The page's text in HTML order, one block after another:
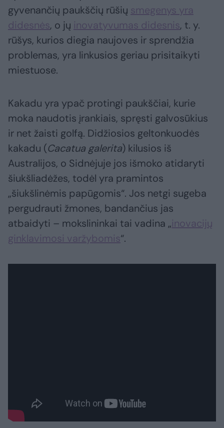
gyvenančių paukščių rūšių smegenys yra
didesnės, o jų inovatyvumas didesnis, t. y.
rūšys, kurios diegia naujoves ir sprendžia
problemas, yra linkusios geriau prisitaikyti
miestuose.
Kakadu yra ypač protingi paukščiai, kurie
moka naudotis įrankiais, spręsti galvosūkius
ir net žaisti golfą. Didžiosios geltonkuodės
kakadu (Cacatua galerita) kilusios iš
Australijos, o Sidnėjuje jos išmoko atidaryti
šiukšliadėžes, todėl yra pramintos
„šiukšlinėmis papūgomis“. Jos netgi sugeba
pergudrauti žmones, bandančius jas
atbaidyti – mokslininkai tai vadina „inovacijų
ginklavimosi varžybomis“.